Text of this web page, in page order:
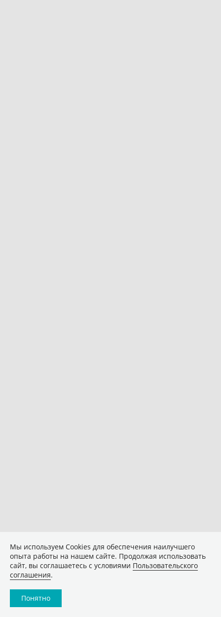
Мы используем Сookies для обеспечения наилучшего
опыта работы на нашем сайте. Продолжая использовать
сайт, вы соглашаетесь с условиями Пользовательского
соглашения.
Понятно